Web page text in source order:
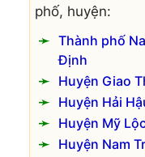
phố, huyện:
Thành phố
Định
Huyện Giao
Huyện Hải
Huyện Mỹ
Huyện Nam